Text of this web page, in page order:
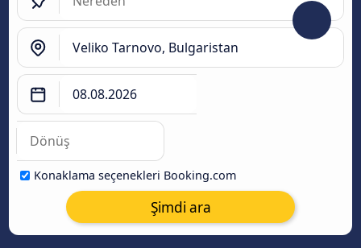
Konaklama seçenekleri Booking.com
Şimdi ara